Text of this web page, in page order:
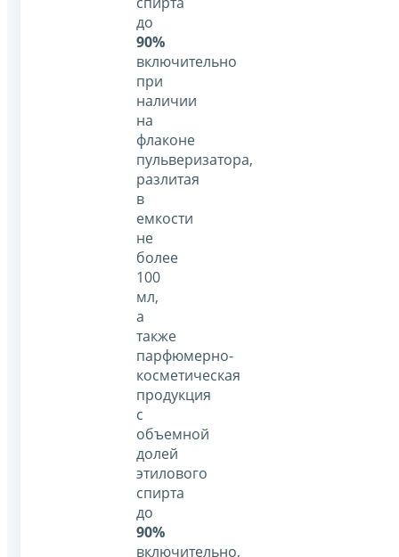
до
90%
включительно
при
наличии
на
флаконе
пульверизатора,
разлитая
в
емкости
не
более
100
мл,
а
также
парфюмерно-
косметическая
продукция
с
объемной
долей
этилового
спирта
до
90%
включительно,